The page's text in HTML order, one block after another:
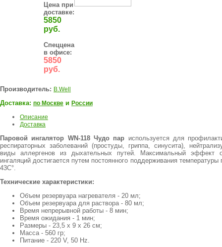
Цена при
доставке:
5850
руб.
Спеццена
в офисе:
5850
руб.
Производитель: B.Well
Доставка: по Москве и России
Описание
Доставка
Паровой ингалятор WN-118 Чудо пар используется для
респираторных заболеваний (простуды, гриппа, синусита),
виды аллергенов из дыхательных путей. Максимальный эффект
ингаляций достигается путем постоянного поддерживания температуры
43С°.
Технические характеристики:
Объем резервуара нагревателя - 20 мл;
Объем резервуара для раствора - 80 мл;
Время непрерывной работы - 8 мин;
Время ожидания - 1 мин;
Размеры - 23,5 x 9 x 26 см;
Масса - 560 гр;
Питание - 220 V, 50 Hz.